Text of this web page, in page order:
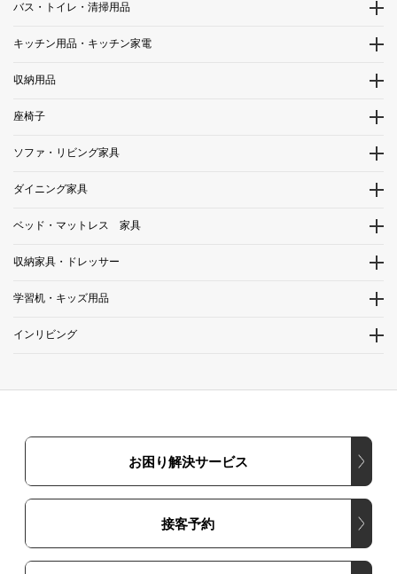
バス・トイレ・清掃用品
キッチン用品・キッチン家電
収納用品
座椅子
ソファ・リビング家具
ダイニング家具
ベッド・マットレス 家具
収納家具・ドレッサー
学習机・キッズ用品
インリビング
お困り解決サービス
接客予約